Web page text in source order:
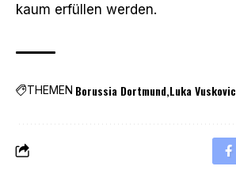
kaum erfüllen werden.
THEMEN Borussia Dortmund Luka Vuskovic